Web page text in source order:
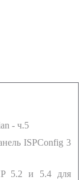
- ч.5
ISPConfig 3
5.2 и 5.4 для